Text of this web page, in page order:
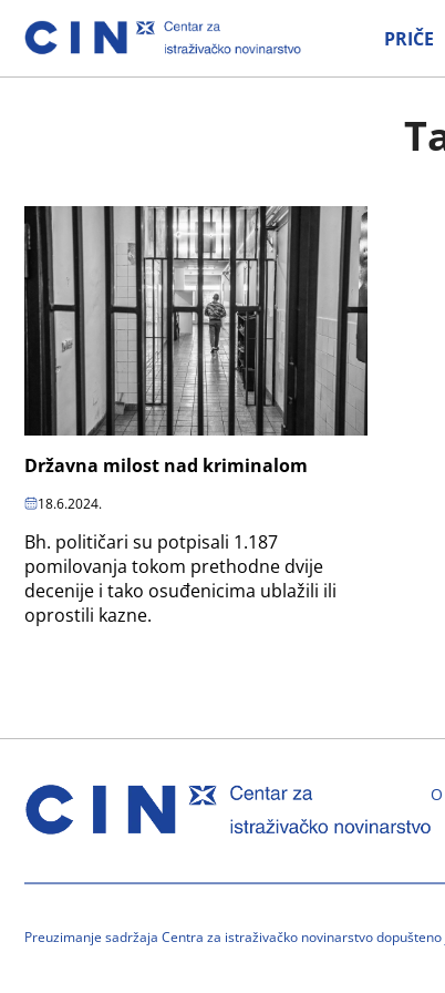
PRIČE
Državna milost nad kriminalom
18.6.2024.
Bh. političari su potpisali 1.187
pomilovanja tokom prethodne dvije
decenije i tako osuđenicima ublažili ili
oprostili kazne.
Preuzimanje sadržaja Centra za istraživačko novinarstvo